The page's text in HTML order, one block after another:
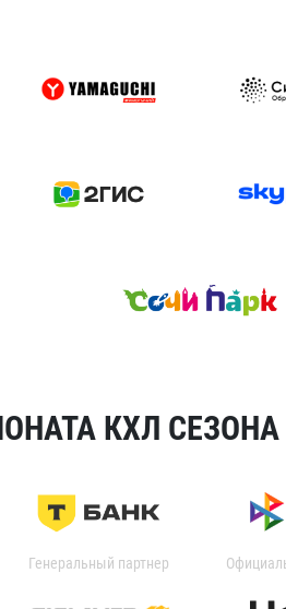
КХЛ СЕЗОНА
Генеральный партнер